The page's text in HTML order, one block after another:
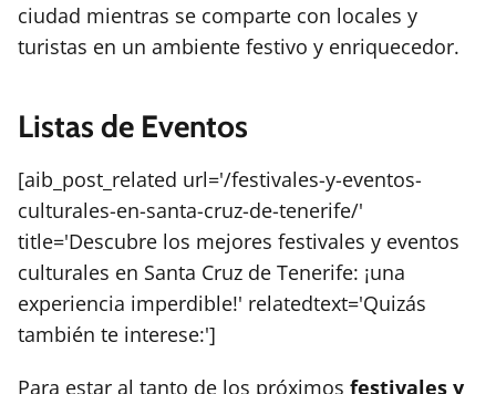
ciudad mientras se comparte con locales y
turistas en un ambiente festivo y enriquecedor.
Listas de Eventos
[aib_post_related url='/festivales-y-eventos-
culturales-en-santa-cruz-de-tenerife/'
title='Descubre los mejores festivales y eventos
culturales en Santa Cruz de Tenerife: ¡una
experiencia imperdible!' relatedtext='Quizás
también te interese:']
Para estar al tanto de los próximos festivales y